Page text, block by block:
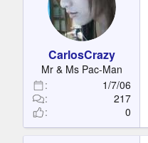
CarlosCrazy
Mr & Ms Pac-Man
1/7/06
217
0